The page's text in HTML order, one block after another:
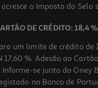
o Imposto do Selo
DE CRÉDITO: 18,4 %
um limite de crédito de
17,60 %. Adesão ao
Informe-se junto do Oney
no Banco de